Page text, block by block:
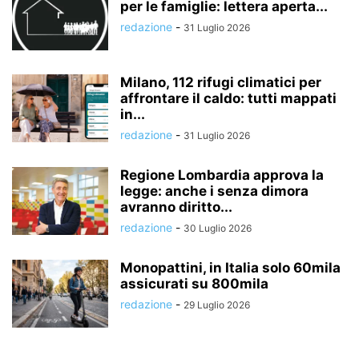
per le famiglie: lettera aperta...
redazione - 31 Luglio 2026
Milano, 112 rifugi climatici per
affrontare il caldo: tutti mappati
in...
redazione - 31 Luglio 2026
Regione Lombardia approva la
legge: anche i senza dimora
avranno diritto...
redazione - 30 Luglio 2026
Monopattini, in Italia solo 60mila
assicurati su 800mila
redazione - 29 Luglio 2026